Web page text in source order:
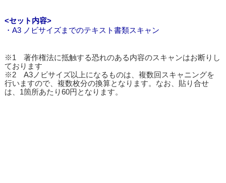
<セット内容>
・A3 ノビサイズまでのテキスト書類スキャン
※1 著作権法に抵触する恐れのある内容のスキャンはお断りし
ております
※2 A3ノビサイズ以上になるものは、複数回スキャニングを
行いますので、複数枚分の換算となります。なお、貼り合せ
は、1箇所あたり60円となります。